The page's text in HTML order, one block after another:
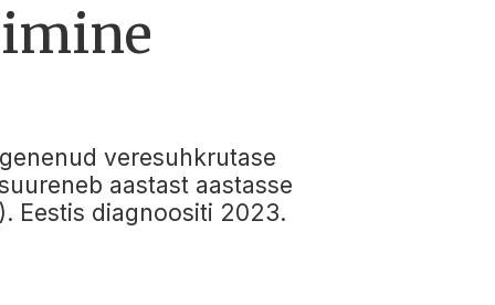
veresuhkrutase
aastast aastasse
Eestis diagnoositi 2023.